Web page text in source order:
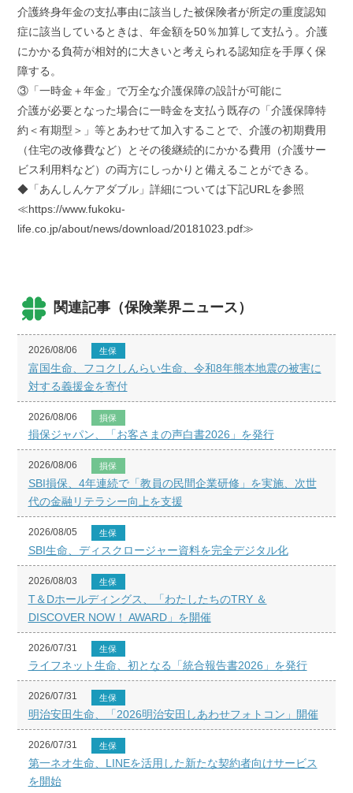
介護終身年金の支払事由に該当した被保険者が所定の重度認知
症に該当しているときは、年金額を50％加算して支払う。介護
にかかる負荷が相対的に大きいと考えられる認知症を手厚く保
障する。
③「一時金＋年金」で万全な介護保障の設計が可能に
介護が必要となった場合に一時金を支払う既存の「介護保障特
約＜有期型＞」等とあわせて加入することで、介護の初期費用
（住宅の改修費など）とその後継続的にかかる費用（介護サー
ビス利用料など）の両方にしっかりと備えることができる。
◆「あんしんケアダブル」詳細については下記URLを参照
≪https://www.fukoku-
life.co.jp/about/news/download/20181023.pdf≫
関連記事（保険業界ニュース）
2026/08/06 生保
富国生命、フコクしんらい生命、令和8年熊本地震の被害に
対する義援金を寄付
2026/08/06 損保
損保ジャパン、「お客さまの声白書2026」を発行
2026/08/06 損保
SBI損保、4年連続で「教員の民間企業研修」を実施、次世
代の金融リテラシー向上を支援
2026/08/05 生保
SBI生命、ディスクロージャー資料を完全デジタル化
2026/08/03 生保
T＆Dホールディングス、「わたしたちのTRY ＆
DISCOVER NOW！ AWARD」を開催
2026/07/31 生保
ライフネット生命、初となる「統合報告書2026」を発行
2026/07/31 生保
明治安田生命、「2026明治安田しあわせフォトコン」開催
2026/07/31 生保
第一ネオ生命、LINEを活用した新たな契約者向けサービス
を開始